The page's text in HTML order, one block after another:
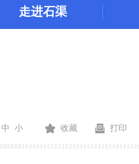
走进石渠
中 小 收藏 打印